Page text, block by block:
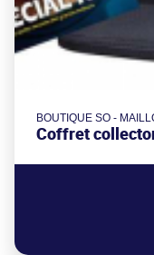
BOUTIQUE SO -
Coffret